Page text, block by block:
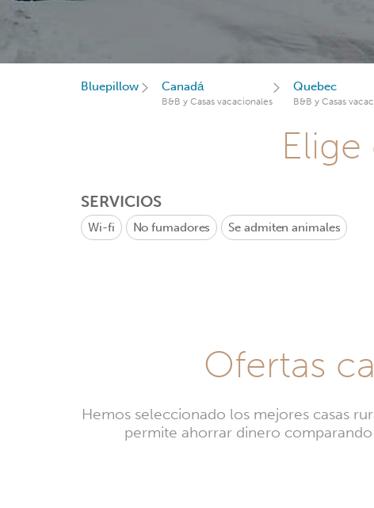
Bluepillow Canadá
B&B y Casas vacacionales
Quebec
B&B y Casas
SERVICIOS
Wi-fi No fumadores Se admiten animales
Ofertas
Hemos seleccionado los mejores casas
permite ahorrar dinero comparando